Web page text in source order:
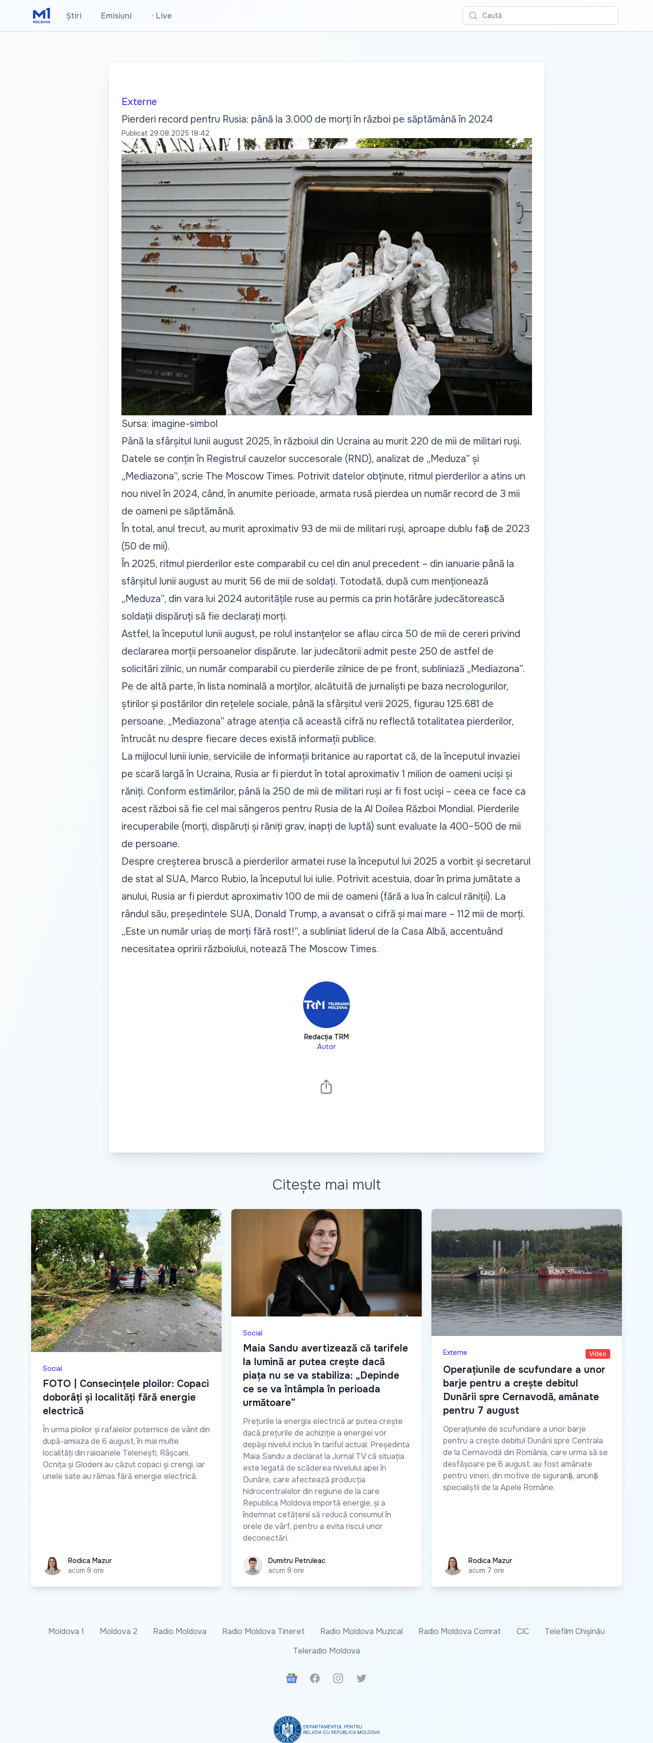
Știri Emisiuni • Live Caută
Externe
Pierderi record pentru Rusia: până la 3.000 de morți în război pe săptămână în 2024
Publicat 29.08.2025 18:42
Sursa: imagine-simbol
Până la sfârșitul lunii august 2025, în războiul din Ucraina au murit 220 de mii de militari ruși.
Datele se conțin în Registrul cauzelor succesorale (RND), analizat de „Meduza” și
„Mediazona”, scrie The Moscow Times. Potrivit datelor obținute, ritmul pierderilor a atins un
nou nivel în 2024, când, în anumite perioade, armata rusă pierdea un număr record de 3 mii
de oameni pe săptămână.
În total, anul trecut, au murit aproximativ 93 de mii de militari ruși, aproape dublu față de 2023
(50 de mii).
În 2025, ritmul pierderilor este comparabil cu cel din anul precedent – din ianuarie până la
sfârșitul lunii august au murit 56 de mii de soldați. Totodată, după cum menționează
„Meduza”, din vara lui 2024 autoritățile ruse au permis ca prin hotărâre judecătorească
soldații dispăruți să fie declarați morți.
Astfel, la începutul lunii august, pe rolul instanțelor se aflau circa 50 de mii de cereri privind
declararea morții persoanelor dispărute. Iar judecătorii admit peste 250 de astfel de
solicitări zilnic, un număr comparabil cu pierderile zilnice de pe front, subliniază „Mediazona”.
Pe de altă parte, în lista nominală a morților, alcătuită de jurnaliști pe baza necrologurilor,
știrilor și postărilor din rețelele sociale, până la sfârșitul verii 2025, figurau 125.681 de
persoane. „Mediazona” atrage atenția că această cifră nu reflectă totalitatea pierderilor,
întrucât nu despre fiecare deces există informații publice.
La mijlocul lunii iunie, serviciile de informații britanice au raportat că, de la începutul invaziei
pe scară largă în Ucraina, Rusia ar fi pierdut în total aproximativ 1 milion de oameni uciși și
răniți. Conform estimărilor, până la 250 de mii de militari ruși ar fi fost uciși – ceea ce face ca
acest război să fie cel mai sângeros pentru Rusia de la Al Doilea Război Mondial. Pierderile
irecuperabile (morți, dispăruți și răniți grav, inapți de luptă) sunt evaluate la 400–500 de mii
de persoane.
Despre creșterea bruscă a pierderilor armatei ruse la începutul lui 2025 a vorbit și secretarul
de stat al SUA, Marco Rubio, la începutul lui iulie. Potrivit acestuia, doar în prima jumătate a
anului, Rusia ar fi pierdut aproximativ 100 de mii de oameni (fără a lua în calcul răniții). La
rândul său, președintele SUA, Donald Trump, a avansat o cifră și mai mare – 112 mii de morți.
„Este un număr uriaș de morți fără rost!”, a subliniat liderul de la Casa Albă, accentuând
necesitatea opririi războiului, notează The Moscow Times.
Redacția TRM
Autor
Citește mai mult
Social
FOTO | Consecințele ploilor: Copaci
doborâți și localități fără energie
electrică
În urma ploilor și rafalelor puternice de vânt din
după-amiaza de 6 august, în mai multe
localități din raioanele Telenești, Râșcani,
Ocnița și Glodeni au căzut copaci și crengi, iar
unele sate au rămas fără energie electrică.
Rodica MazurRodica Mazur
acum 8 ore
Social
Maia Sandu avertizează că tarifele
la lumină ar putea crește dacă
piața nu se va stabiliza: „Depinde
ce se va întâmpla în perioada
următoare”
Prețurile la energia electrică ar putea crește
dacă prețurile de achiziție a energiei vor
depăși nivelul inclus în tariful actual. Președinta
Maia Sandu a declarat la Jurnal TV că situația
este legată de scăderea nivelului apei în
Dunăre, care afectează producția
hidrocentralelor din regiune de la care
Republica Moldova importă energie, și a
îndemnat cetățenii să reducă consumul în
orele de vârf, pentru a evita riscul unor
deconectări.
Dumitru Petruleac
Dumitru Petruleac
acum 8 ore
Externe Video
Operațiunile de scufundare a unor
barje pentru a crește debitul
Dunării spre Cernavodă, amânate
pentru 7 august
Operațiunile de scufundare a unor barje
pentru a crește debitul Dunării spre Centrala
de la Cernavodă din România, care urma să se
desfășoare pe 6 august, au fost amânate
pentru vineri, din motive de siguranță, anunță
specialiștii de la Apele Române.
Rodica MazurRodica Mazur
acum 7 ore
Moldova 1 Moldova 2 Radio Moldova Radio Moldova Tineret Radio Moldova Muzical Radio Moldova Comrat CIC
Telefilm Chișinău
Teleradio Moldova
Google News
FacebookInstagramTwitter